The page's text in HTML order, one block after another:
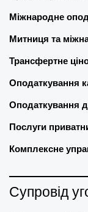
Міжнародне
Митниця та
Трансфертне
Оподаткування
Оподаткування
Послуги
Комплексне
Супровід